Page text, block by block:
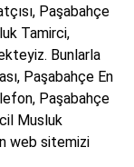
Paşabahçe
Tamirci,
Bunlarla
Paşabahçe En
Paşabahçe
Musluk
web sitemizi